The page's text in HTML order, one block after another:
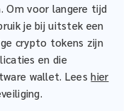
Om voor langere tijd
je bij uitstek een
crypto tokens zijn
en die
wallet. Leeshier